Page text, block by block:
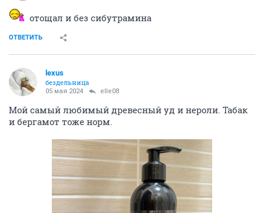
отощал и без сибутрамина
ОТВЕТИТЬ
lexus
бездельница
05 мая 2024 elle08
Мой самый любимый древесный уд и нероли. Табак
и бергамот тоже норм.